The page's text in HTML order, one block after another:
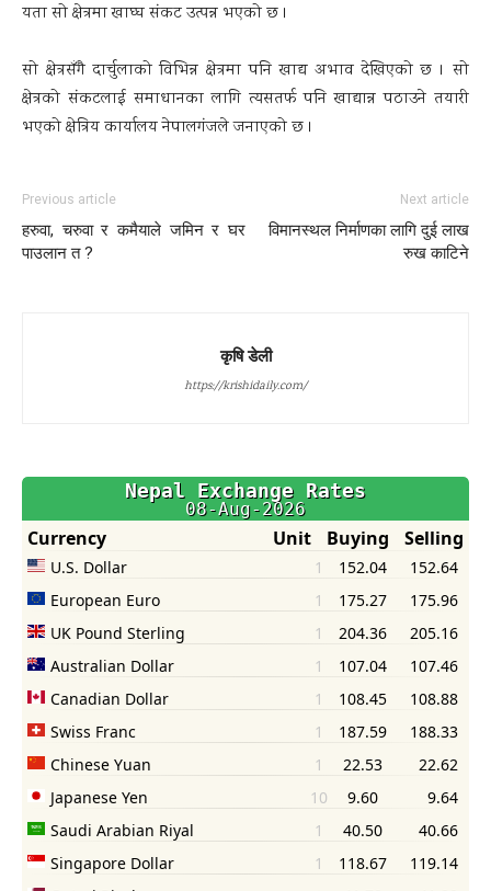
यता सो क्षेत्रमा खाघ्घ संकट उत्पन्न भएको छ ।
सो क्षेत्रसँगै दार्चुलाको विभिन्न क्षेत्रमा पनि खाद्य अभाव देखिएको छ । सो
क्षेत्रको संकटलाई समाधानका लागि त्यसतर्फ पनि खाद्यान्न पठाउने तयारी
भएको क्षेत्रिय कार्यालय नेपालगंजले जनाएको छ ।
Previous article
हरुवा, चरुवा र कमैयाले जमिन र घर
पाउलान त ?
Next article
विमानस्थल निर्माणका लागि दुई लाख
रुख काटिने
कृषि डेली
https://krishidaily.com/